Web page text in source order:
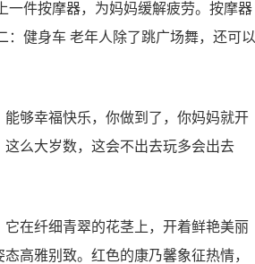
一件按摩器，为妈妈缓解疲劳。按摩器
健身车 老年人除了跳广场舞，还可以
够幸福快乐，你做到了，你妈妈就开
么大岁数，这会不出去玩多会出去
在纤细青翠的花茎上，开着鲜艳美丽
高雅别致。红色的康乃馨象征热情，